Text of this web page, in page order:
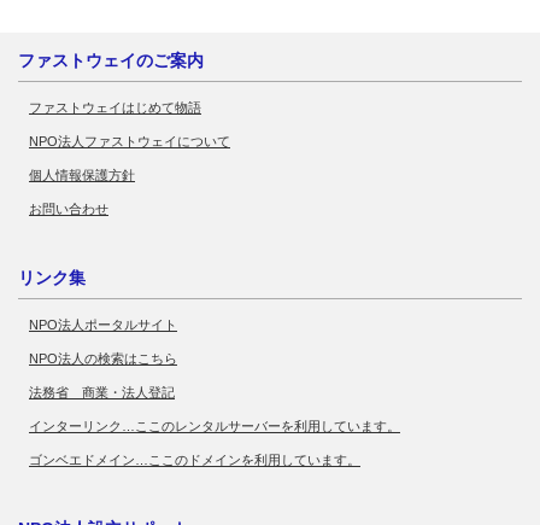
ファストウェイのご案内
ファストウェイはじめて物語
NPO法人ファストウェイについて
個人情報保護方針
お問い合わせ
リンク集
NPO法人ポータルサイト
NPO法人の検索はこちら
法務省 商業・法人登記
インターリンク…ここのレンタルサーバーを利用しています。
ゴンベエドメイン…ここのドメインを利用しています。